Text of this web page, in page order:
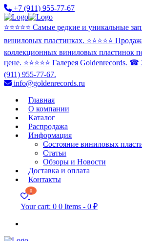
+7 (911) 955-77-67
⭐️⭐️⭐️⭐️⭐️ Самые редкие и уникальные
виниловых пластинках. ⭐️⭐️⭐️⭐️⭐️
коллекционных виниловых пластинок
цене. ⭐️⭐️⭐️⭐️⭐️ Галерея Goldenrecords.
(911) 955-77-67.
info@goldenrecords.ru
Главная
О компании
Каталог
Распродажа
Информация
Состояние виниловых
Статьи
Обзоры и Новости
Доставка и оплата
Контакты
0
Your cart: 0 0 Items - 0 ₽